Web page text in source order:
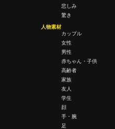
悲しみ
驚き
人物素材
カップル
女性
男性
赤ちゃん・子供
高齢者
家族
友人
学生
顔
手・腕
足